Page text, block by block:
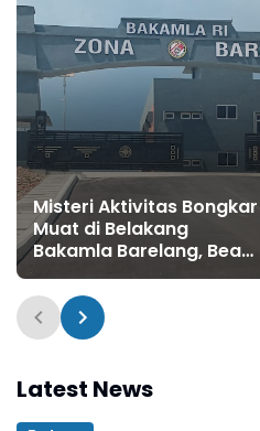
Misteri Aktivitas Bongkar
Muat di Belakang
Bakamla Barelang, Bea
Cukai dan APH Didesak
Lakukan Penindakan
Latest News